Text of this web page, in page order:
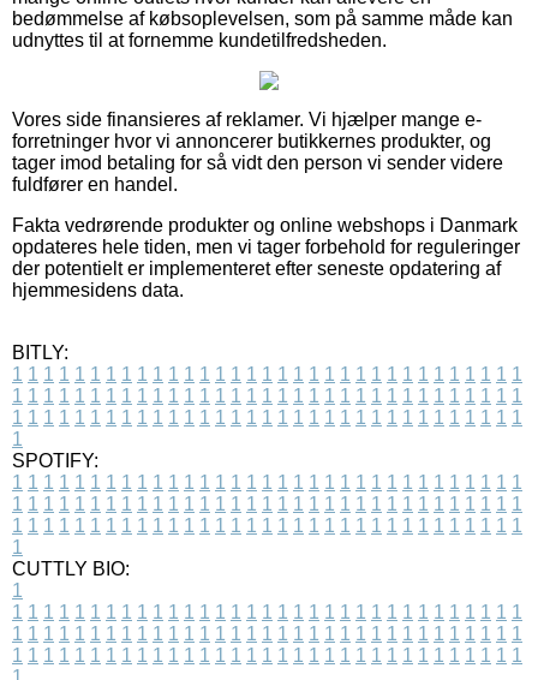
bedømmelse af købsoplevelsen, som på samme måde kan
udnyttes til at fornemme kundetilfredsheden.
Vores side finansieres af reklamer. Vi hjælper mange e-
forretninger hvor vi annoncerer butikkernes produkter, og
tager imod betaling for så vidt den person vi sender videre
fuldfører en handel.
Fakta vedrørende produkter og online webshops i Danmark
opdateres hele tiden, men vi tager forbehold for reguleringer
der potentielt er implementeret efter seneste opdatering af
hjemmesidens data.
BITLY:
1 1 1 1 1 1 1 1 1 1 1 1 1 1 1 1 1 1 1 1 1 1 1 1 1 1 1 1 1 1 1 1 1
1 1 1 1 1 1 1 1 1 1 1 1 1 1 1 1 1 1 1 1 1 1 1 1 1 1 1 1 1 1 1 1 1
1 1 1 1 1 1 1 1 1 1 1 1 1 1 1 1 1 1 1 1 1 1 1 1 1 1 1 1 1 1 1 1 1
1
SPOTIFY:
1 1 1 1 1 1 1 1 1 1 1 1 1 1 1 1 1 1 1 1 1 1 1 1 1 1 1 1 1 1 1 1 1
1 1 1 1 1 1 1 1 1 1 1 1 1 1 1 1 1 1 1 1 1 1 1 1 1 1 1 1 1 1 1 1 1
1 1 1 1 1 1 1 1 1 1 1 1 1 1 1 1 1 1 1 1 1 1 1 1 1 1 1 1 1 1 1 1 1
1
CUTTLY BIO:
1
1 1 1 1 1 1 1 1 1 1 1 1 1 1 1 1 1 1 1 1 1 1 1 1 1 1 1 1 1 1 1 1 1
1 1 1 1 1 1 1 1 1 1 1 1 1 1 1 1 1 1 1 1 1 1 1 1 1 1 1 1 1 1 1 1 1
1 1 1 1 1 1 1 1 1 1 1 1 1 1 1 1 1 1 1 1 1 1 1 1 1 1 1 1 1 1 1 1 1